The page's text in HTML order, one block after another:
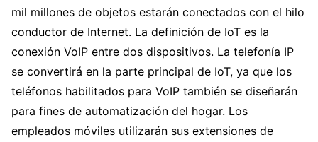
mil millones de objetos estarán conectados con el hilo
conductor de Internet. La definición de IoT es la
conexión VoIP entre dos dispositivos. La telefonía IP
se convertirá en la parte principal de IoT, ya que los
teléfonos habilitados para VoIP también se diseñarán
para fines de automatización del hogar. Los
empleados móviles utilizarán sus extensiones de